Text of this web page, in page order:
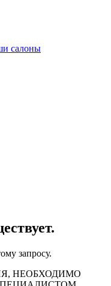
салоны
запросу.
НЕОБХОДИМО